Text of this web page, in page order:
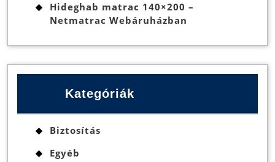
Hideghab matrac 140×200 –
Netmatrac Webáruházban
Kategóriák
Biztosítás
Egyéb